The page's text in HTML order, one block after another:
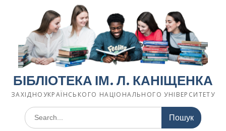
БІБЛІОТЕКА ІМ. Л. КАНІЩЕНКА
ЗАХІДНОУКРАЇНСЬКОГО НАЦІОНАЛЬНОГО УНІВЕРСИТЕТУ
Шукати: